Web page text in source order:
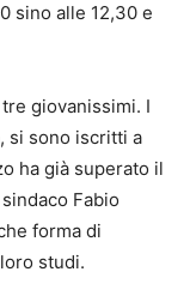
sino alle 12,30 e
giovanissimi. I
si sono iscritti a
ha già superato il
Fabio
forma di
studi.